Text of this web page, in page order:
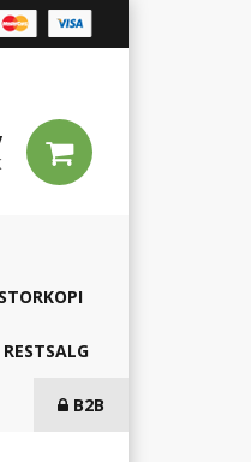
RESTSALG
B2B